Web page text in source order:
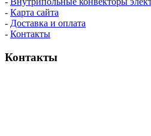
- Карта сайта
- Доставка и оплата
- Контакты
Контакты